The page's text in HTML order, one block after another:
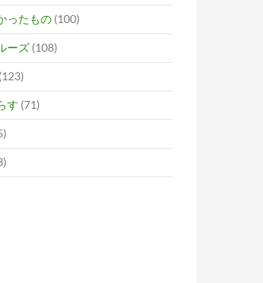
ったもの (100)
ーズ (108)
(123)
す (71)